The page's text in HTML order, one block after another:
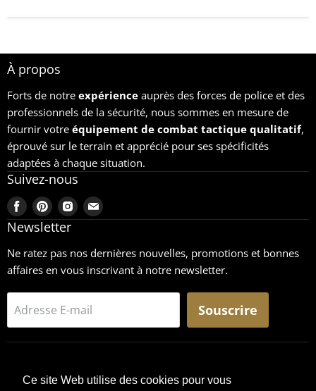
Ce site Web utilise des cookies pour vous
À propos
Forts de notre expérience auprès des forces de police et des
professionnels de la sécurité, nous sommes en mesure de
fournir votre équipement de combat tactique qualitatif,
éprouvé sur le terrain et apprécié pour ses spécificités
adaptées à chaque situation.
Suivez-nous
Trouvez-
nous
Facebook
Trouvez-
nous
Pinterest
Trouvez-
nous
Trouvez-
nous
Newsletter
Ne ratez pas nos dernières nouvelles, promotions et bonnes
affaires en vous inscrivant à notre newsletter.
Adresse E-mail Souscrire
Recherche CGU Retours
Mentions légales